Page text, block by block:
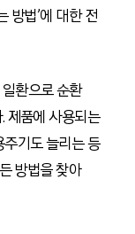
방법’에 대한 전
환으로 순환
제품에 사용되는
주기도 늘리는 등
방법을 찾아